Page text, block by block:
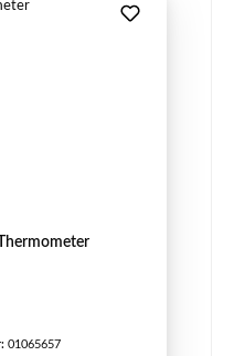
01065657